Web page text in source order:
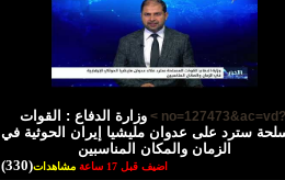
/
وزارة الدفاع : القوات
سترد على عدوان مليشيا إيران الحوثية في
الزمان والمكان المناسبين
اضيف قبل 17 ساعة مشاهدات(330)